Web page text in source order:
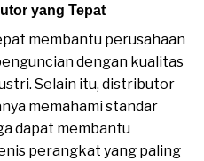
yang Tepat
membantu perusahaan
dengan kualitas
Selain itu, distributor
memahami standar
dapat membantu
perangkat yang paling